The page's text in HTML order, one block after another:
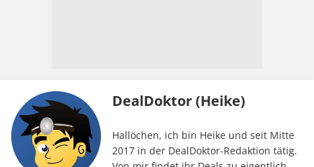
DealDoktor (Heike)
Hallöchen, ich bin Heike und seit Mitte
2017 in der DealDoktor-Redaktion tätig.